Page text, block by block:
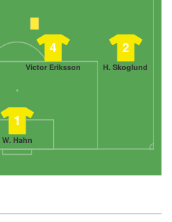
1
W. Hahn
4
Victor Eriksson
2
H. Skoglund